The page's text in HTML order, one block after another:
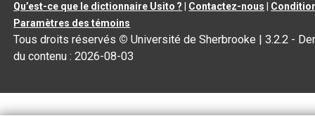
Qu’est-ce que le dictionnaire Usito ? Contactez-nous
Paramètres des témoins
Tous droits réservés © Université de Sherbrooke |3.2.2 -
du contenu :2026-08-03